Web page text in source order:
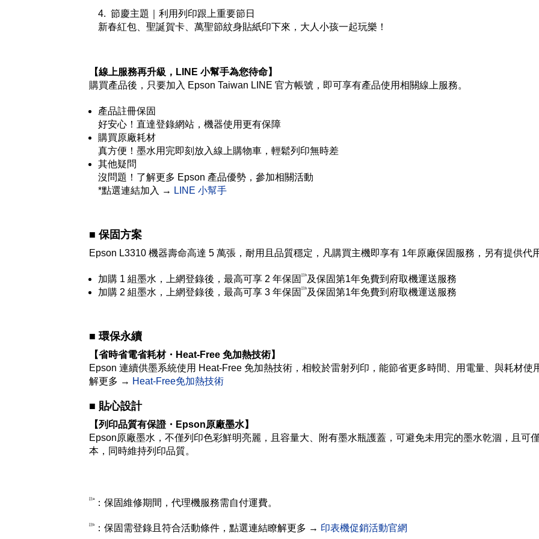
4. 節慶主題｜利用列印跟上重要節日
新春紅包、聖誕賀卡、萬聖節紋身貼紙印下來，大人小孩一起玩樂！
【線上服務再升級，LINE 小幫手為您待命】
購買產品後，只要加入 Epson Taiwan LINE 官方帳號，即可享有產品使用相關線上服務。
產品註冊保固
好安心！直達登錄網站，機器使用更有保障
購買原廠耗材
真方便！墨水用完即刻放入線上購物車，輕鬆列印無時差
其他疑問
沒問題！了解更多 Epson 產品優勢，參加相關活動
*點選連結加入 → LINE 小幫手
■ 保固方案
Epson L3310 機器壽命高達 5 萬張，耐用且品質穩定，凡購買主機即享有 1年原廠保固服務，另有提供代
加購 1 組墨水，上網登錄後，最高可享 2 年保固 註b及保固第1年免費到府取機運送服務
加購 2 組墨水，上網登錄後，最高可享 3 年保固
註b及保固第1年免費到府取機運送服務
■ 環保永續
【省時省電省耗材・Heat-Free 免加熱技術】
Epson 連續供墨系統使用 Heat-Free 免加熱技術，相較於雷射列印，能節省更多時間、用電量、與耗材
解更多 → Heat-Free免加熱技術
■ 貼心設計
【列印品質有保證・Epson原廠墨水】
Epson原廠墨水，不僅列印色彩鮮明亮麗，且容量大、附有墨水瓶護蓋，可避免未用完的墨水乾涸，且可
本，同時維持列印品質。
註a：保固維修期間，代理機服務需自付運費。
註b：保固需登錄且符合活動條件，點選連結瞭解更多 → 印表機促銷活動官網